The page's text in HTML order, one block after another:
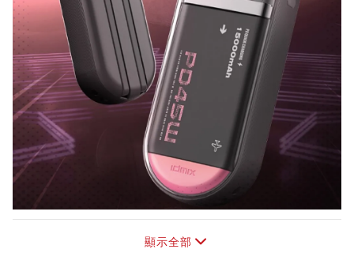
顯示全部